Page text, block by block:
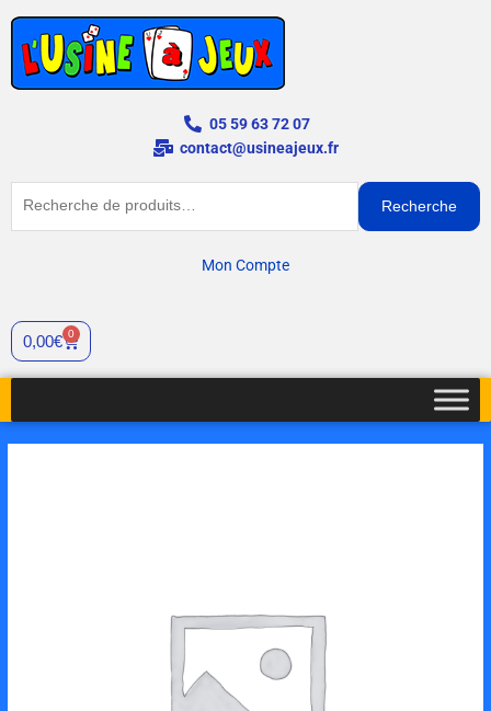
contenu
05 59 63 72 07
contact@usineajeux.fr
Recherche
Mon Compte
0,00€ 0
Cart